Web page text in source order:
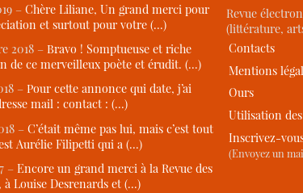
– Chère Liliane, Un grand merci pour
et surtout pour votre (…)
2018 – Bravo ! Somptueuse et riche
de ce merveilleux poète et érudit. (…)
– Pour cette annonce qui date, j’ai
mail : contact : (…)
– C’était même pas lui, mais c’est tout
Aurélie Filipetti qui a (…)
– Encore un grand merci à la Revue des
à Louise Desrenards et (…)
Revue
(littérature,
Contacts
Mentions
Ours
Utilisation
Inscrivez-
(Envoyez un